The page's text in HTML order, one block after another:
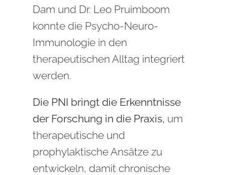
Dam und Dr. Leo Pruimboom
konnte die Psycho-Neuro-
Immunologie in den
therapeutischen Alltag integriert
werden.
Die PNI bringt die Erkenntnisse
der Forschung in die Praxis, um
therapeutische und
prophylaktische Ansätze zu
entwickeln, damit chronische